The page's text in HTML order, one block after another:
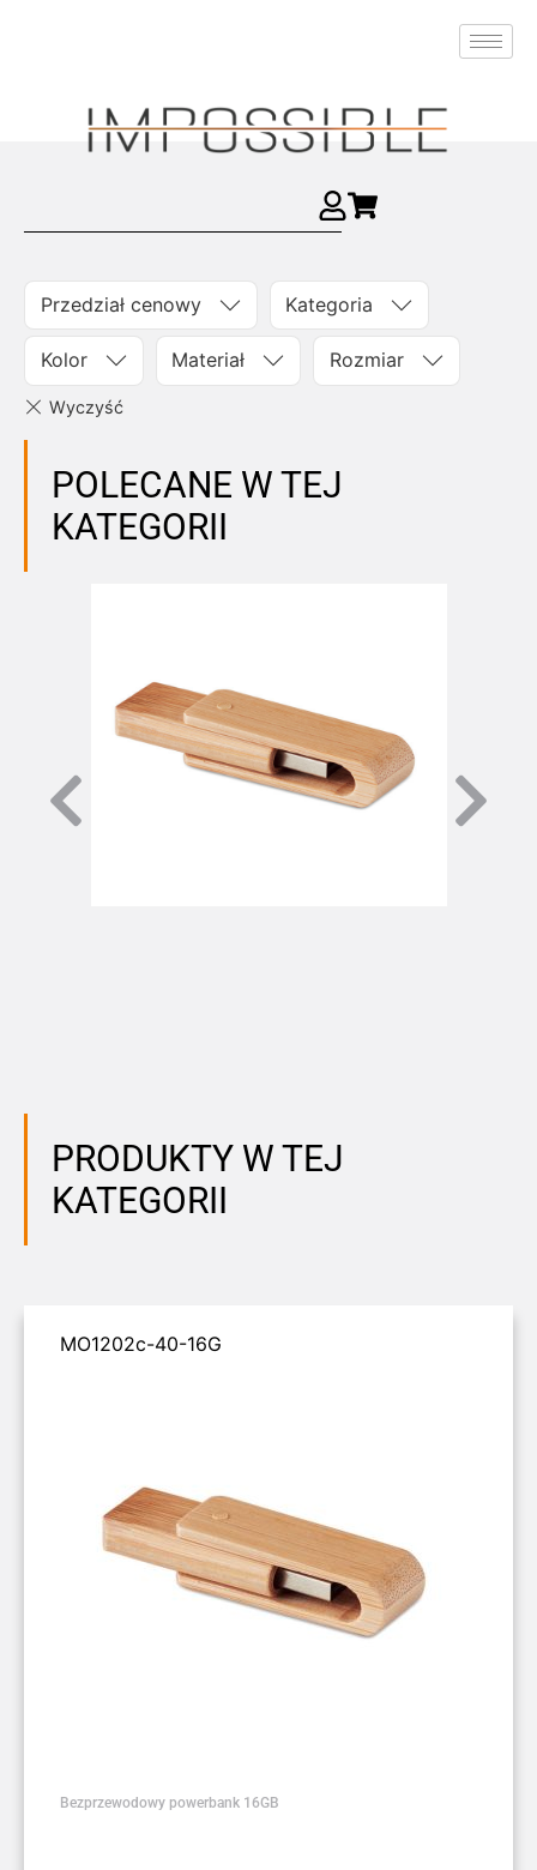
Przedział cenowy Kategoria
Kolor Materiał Rozmiar
POLECANE W TEJ
KATEGORII
PRODUKTY W TEJ
KATEGORII
MO1202c-40-16G
Bezprzewodowy powerbank 16GB